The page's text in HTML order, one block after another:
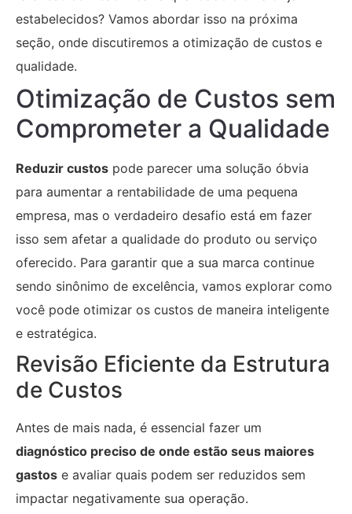
estabelecidos? Vamos abordar isso na próxima
seção, onde discutiremos a otimização de custos e
qualidade.
Otimização de Custos sem
Comprometer a Qualidade
Reduzir custos pode parecer uma solução óbvia
para aumentar a rentabilidade de uma pequena
empresa, mas o verdadeiro desafio está em fazer
isso sem afetar a qualidade do produto ou serviço
oferecido. Para garantir que a sua marca continue
sendo sinônimo de excelência, vamos explorar como
você pode otimizar os custos de maneira inteligente
e estratégica.
Revisão Eficiente da Estrutura
de Custos
Antes de mais nada, é essencial fazer um
diagnóstico preciso de onde estão seus maiores
gastos e avaliar quais podem ser reduzidos sem
impactar negativamente sua operação.